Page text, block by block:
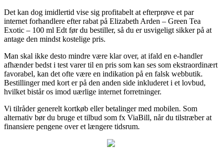
Det kan dog imidlertid vise sig profitabelt at efterprøve et par
internet forhandlere efter rabat på Elizabeth Arden – Green Tea
Exotic – 100 ml Edt før du bestiller, så du er usvigeligt sikker på at
antage den mindst kostelige pris.
Man skal ikke desto mindre være klar over, at ifald en e-handler
afhænder bedst i test varer til en pris som kan ses som ekstraordinært
favorabel, kan det ofte være en indikation på en falsk webbutik.
Bestillinger med kort er på den anden side inkluderet i et lovbud,
hvilket bistår os imod uærlige internet forretninger.
Vi tilråder generelt kortkøb eller betalinger med mobilen. Som
alternativ bør du bruge et tilbud som fx ViaBill, når du tilstræber at
finansiere pengene over et længere tidsrum.